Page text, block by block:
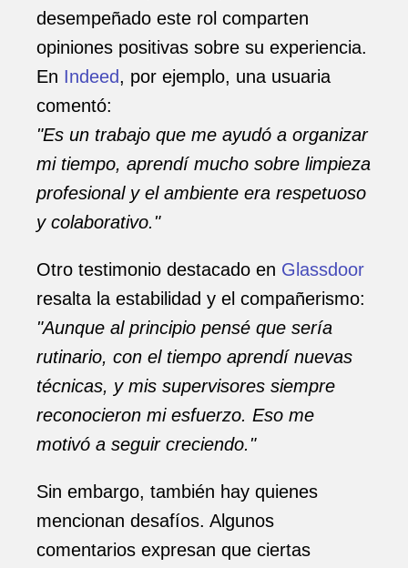
desempeñado este rol comparten
opiniones positivas sobre su experiencia.
En Indeed, por ejemplo, una usuaria
comentó:
"Es un trabajo que me ayudó a organizar
mi tiempo, aprendí mucho sobre limpieza
profesional y el ambiente era respetuoso
y colaborativo."
Otro testimonio destacado en Glassdoor
resalta la estabilidad y el compañerismo:
"Aunque al principio pensé que sería
rutinario, con el tiempo aprendí nuevas
técnicas, y mis supervisores siempre
reconocieron mi esfuerzo. Eso me
motivó a seguir creciendo."
Sin embargo, también hay quienes
mencionan desafíos. Algunos
comentarios expresan que ciertas